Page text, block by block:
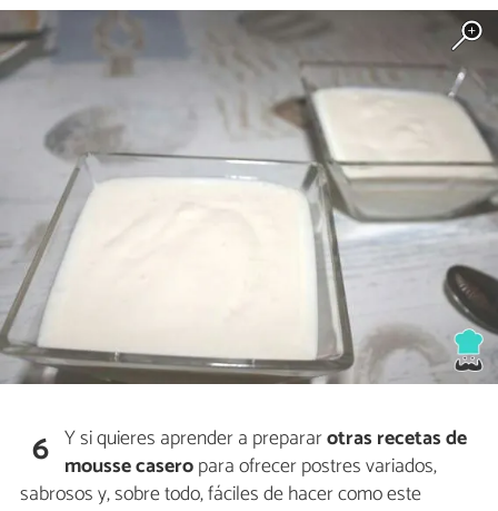
6 Y si quieres aprender a prepararotras recetas de
mousse caseropara ofrecer postres variados,
sabrosos y, sobre todo, fáciles de hacer como este